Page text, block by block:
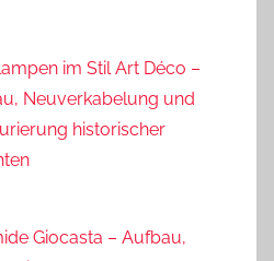
im Stil Art Déco –
Neuverkabelung und
historischer
Giocasta – Aufbau,